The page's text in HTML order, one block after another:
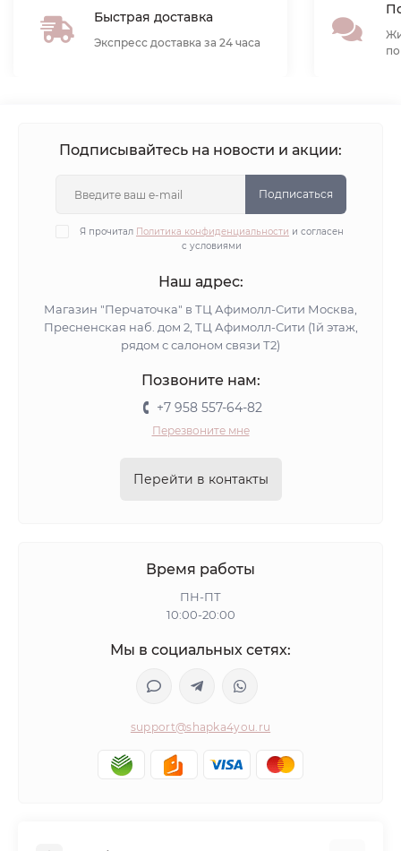
Быстрая доставка
Экспресс доставка за 24 часа
Подписывайтесь на новости и акции:
Подписаться
Я прочитал Политика конфиденциальности и согласен
с условиями
Наш адрес:
Магазин "Перчаточка" в ТЦ Афимолл-Сити Москва,
Пресненская наб. дом 2, ТЦ Афимолл-Сити (1й этаж,
рядом с салоном связи Т2)
Позвоните нам:
+7 958 557-64-82
Перезвоните мне
Перейти в контакты
Время работы
ПН-ПТ
10:00-20:00
Мы в социальных сетях:
support@shapka4you.ru